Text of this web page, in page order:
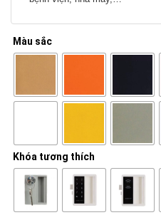
Màu sắc
Khóa tương thích